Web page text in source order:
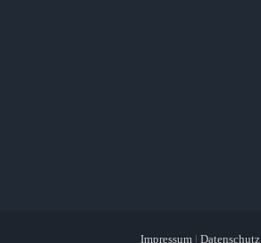
Impressum | Datenschutz